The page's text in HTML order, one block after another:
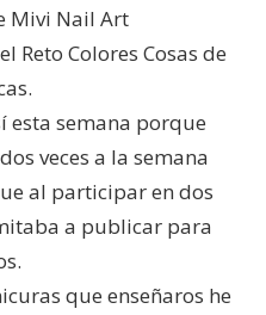
Mivi Nail Art
Reto Colores Cosas de
esta semana porque
veces a la semana
al participar en dos
a publicar para
que enseñaros he